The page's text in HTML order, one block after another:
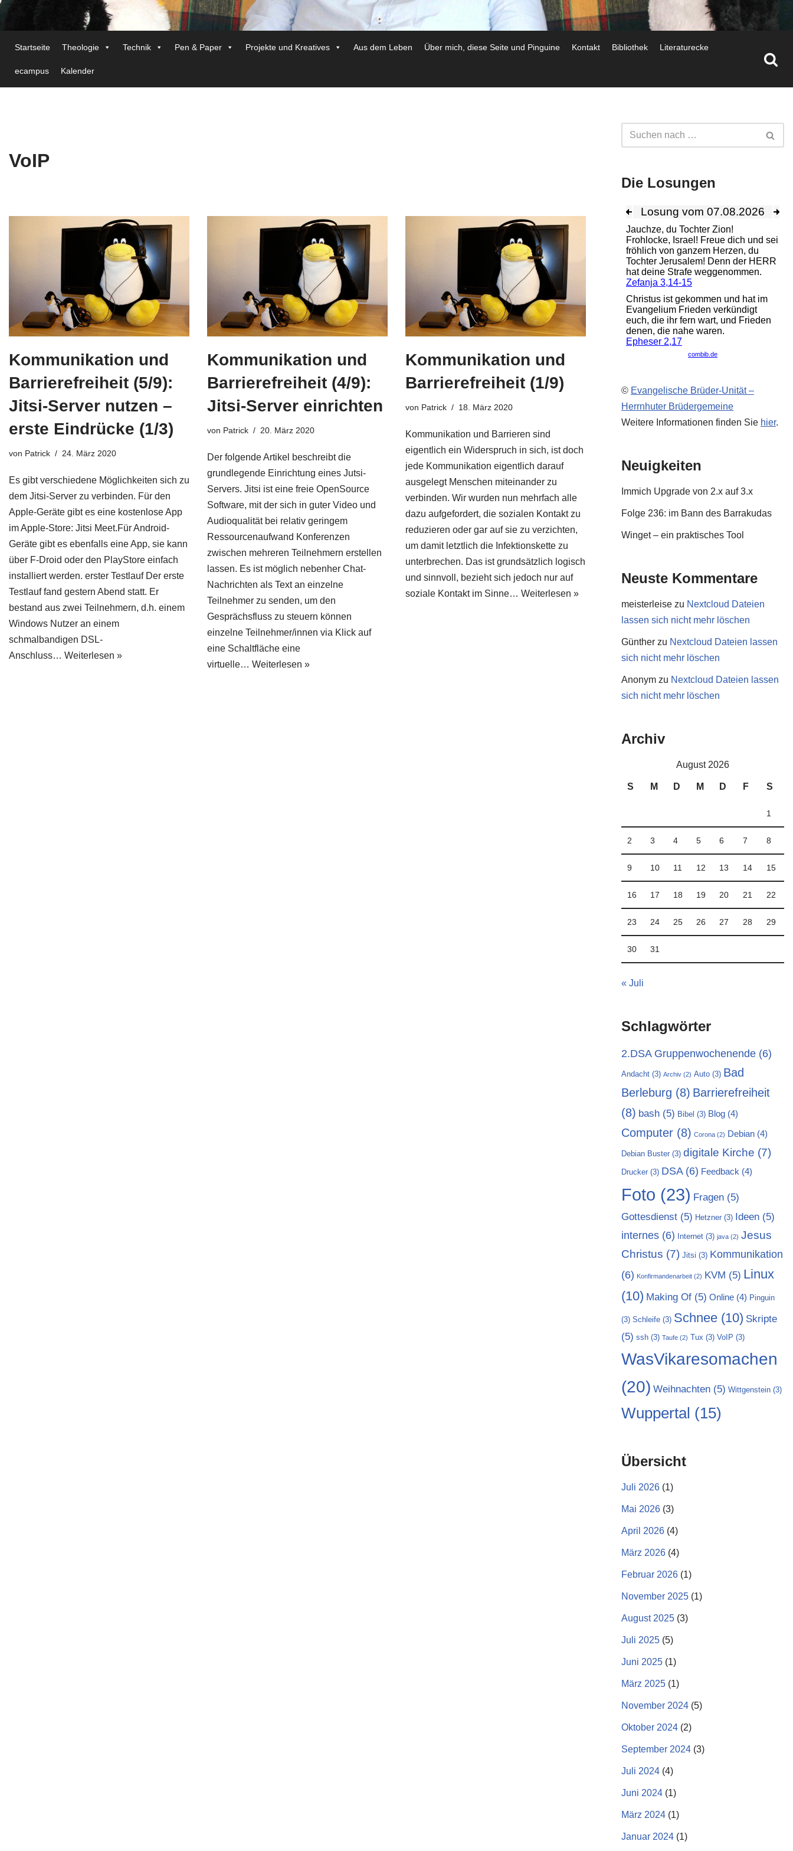
Startseite Theologie Technik Pen & Paper Projekte und Kreatives Aus dem Leben Über mich, diese Seite und Pinguine Kontakt Bibliothek Literaturecke
ecampus Kalender
VoIP
Kommunikation und
Barrierefreiheit (5/9):
Jitsi-Server nutzen –
erste Eindrücke (1/3)
von Patrick 24. März 2020
Es gibt verschiedene Möglichkeiten sich zu
dem Jitsi-Server zu verbinden. Für den
Apple-Geräte gibt es eine kostenlose App
im Apple-Store: Jitsi Meet.Für Android-
Geräte gibt es ebenfalls eine App, sie kann
über F-Droid oder den PlayStore einfach
installiert werden. erster Testlauf Der erste
Testlauf fand gestern Abend statt. Er
bestand aus zwei Teilnehmern, d.h. einem
Windows Nutzer an einem
schmalbandigen DSL-
Anschluss… Weiterlesen »
Kommunikation und
Barrierefreiheit (4/9):
Jitsi-Server einrichten
von Patrick 20. März 2020
Der folgende Artikel beschreibt die
grundlegende Einrichtung eines Jutsi-
Servers. Jitsi ist eine freie OpenSource
Software, mit der sich in guter Video und
Audioqualität bei relativ geringem
Ressourcenaufwand Konferenzen
zwischen mehreren Teilnehmern erstellen
lassen. Es ist möglich nebenher Chat-
Nachrichten als Text an einzelne
Teilnehmer zu senden, um den
Gesprächsfluss zu steuern können
einzelne Teilnehmer/innen via Klick auf
eine Schaltfläche eine
virtuelle… Weiterlesen »
Kommunikation und
Barrierefreiheit (1/9)
von Patrick 18. März 2020
Kommunikation und Barrieren sind
eigentlich ein Widerspruch in sich, ist doch
jede Kommunikation eigentlich darauf
ausgelegt Menschen miteinander zu
verbinden. Wir wurden nun mehrfach alle
dazu aufgefordert, die sozialen Kontakt zu
reduzieren oder gar auf sie zu verzichten,
um damit letztlich die Infektionskette zu
unterbrechen. Das ist grundsätzlich logisch
und sinnvoll, bezieht sich jedoch nur auf
soziale Kontakt im Sinne… Weiterlesen »
Die Losungen
© Evangelische Brüder-Unität –
Herrnhuter Brüdergemeine
Weitere Informationen finden Sie hier.
Neuigkeiten
Immich Upgrade von 2.x auf 3.x
Folge 236: im Bann des Barrakudas
Winget – ein praktisches Tool
Neuste Kommentare
meisterleise zu Nextcloud Dateien
lassen sich nicht mehr löschen
Günther zu Nextcloud Dateien lassen
sich nicht mehr löschen
Anonym zu Nextcloud Dateien lassen
sich nicht mehr löschen
Archiv
August 2026
S M D M D F S
1
2 3 4 5 6 7 8
9 10 11 12 13 14 15
16 17 18 19 20 21 22
23 24 25 26 27 28 29
30 31
« Juli
Schlagwörter
2.DSA Gruppenwochenende (6)
Andacht (3) Archiv (2) Auto (3) Bad
Berleburg (8) Barrierefreiheit
(8) bash (5) Bibel (3) Blog (4)
Computer (8) Corona (2) Debian (4)
Debian Buster (3) digitale Kirche (7)
Drucker (3) DSA(6) Feedback (4)
Foto (23) Fragen (5)
Gottesdienst (5) Hetzner (3) Ideen (5)
internes (6) Internet (3) java (2) Jesus
Christus (7) Jitsi (3) Kommunikation
(6) Konfirmandenarbeit (2) KVM (5) Linux
(10) Making Of (5) Online (4) Pinguin
(3) Schleife (3) Schnee (10) Skripte
(5) ssh (3) Taufe (2) Tux (3) VoIP (3)
WasVikaresomachen
(20) Weihnachten (5) Wittgenstein (3)
Wuppertal (15)
Übersicht
Juli 2026 (1)
Mai 2026 (3)
April 2026 (4)
März 2026 (4)
Februar 2026 (1)
November 2025 (1)
August 2025 (3)
Juli 2025 (5)
Juni 2025 (1)
März 2025 (1)
November 2024 (5)
Oktober 2024 (2)
September 2024 (3)
Juli 2024 (4)
Juni 2024 (1)
März 2024 (1)
Januar 2024 (1)